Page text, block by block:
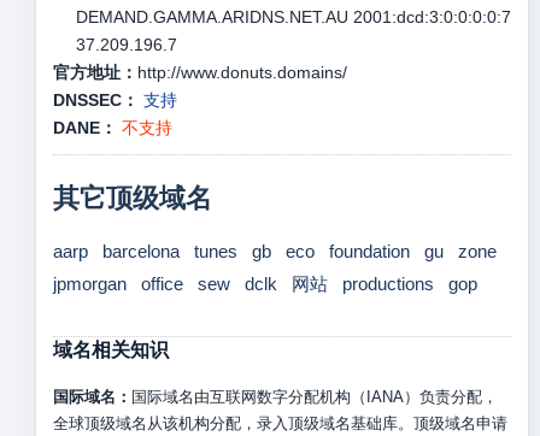
DEMAND.GAMMA.ARIDNS.NET.AU 2001:dcd:3:0:0:0:0:7
37.209.196.7
官方地址： http://www.donuts.domains/
DNSSEC： 支持
DANE： 不支持
其它顶级域名
aarp barcelona tunes gb eco foundation gu
zone
jpmorgan
office sew dclk 网站 productions gop
域名相关知识
国际域名： 国际域名由互联网数字分配机构（IANA）负责分配，
全球顶级域名从该机构分配，录入顶级域名基础库。顶级域名申请